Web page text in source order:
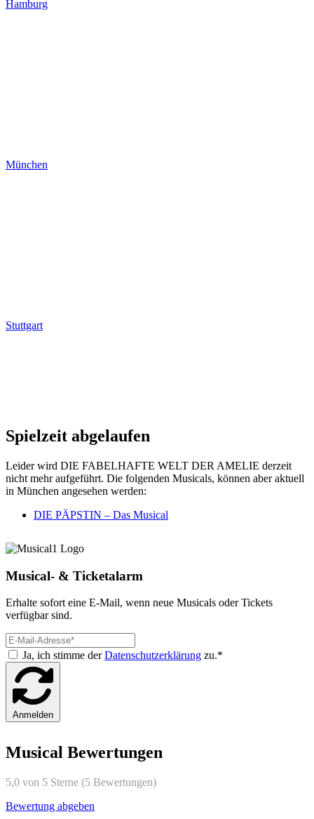
Hamburg
München
Stuttgart
Spielzeit abgelaufen
Leider wird DIE FABELHAFTE WELT DER AMELIE derzeit
nicht mehr aufgeführt. Die folgenden Musicals, können aber aktuell
in München angesehen werden:
DIE PÄPSTIN – Das Musical
Musical- & Ticketalarm
Erhalte sofort eine E-Mail, wenn neue Musicals oder Tickets
verfügbar sind.
Ja, ich stimme derDatenschutzerklärung zu.*
Anmelden
Musical Bewertungen
5,0 von 5 Sterne (5 Bewertungen)
Bewertung abgeben